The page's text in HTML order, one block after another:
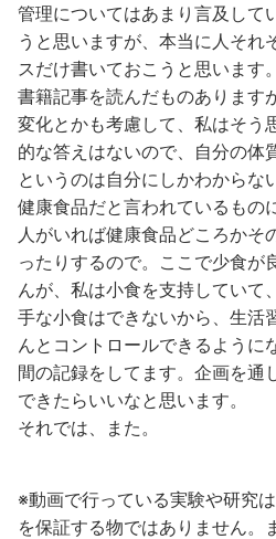
管理についてはあまり言及して
うと思いますが、本当に人それ
スだけ書いておこうと思います
書籍記事を読んだものあります
変化とかも考慮して、私はそう
的な答えはないので、自分の体
というのは自分にしかわからな
健康食品だと言われているもの
人がいれば健康食品どころかそ
ったりするので。ここで少食が
んが、私は小食を支持していて
手な小食はできないから、生活
んとコントロールできるように
間の記録をしてます。企画を通
できたらいいなと思います。
それでは、また。
※動画で行っている実験や研究
を保証する物ではありません。